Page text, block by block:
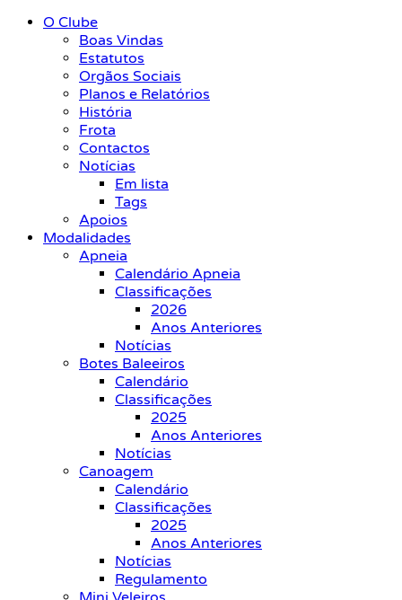
O Clube
Boas Vindas
Estatutos
Orgãos Sociais
Planos e Relatórios
História
Frota
Contactos
Notícias
Em lista
Tags
Apoios
Modalidades
Apneia
Calendário Apneia
Classificações
2026
Anos Anteriores
Notícias
Botes Baleeiros
Calendário
Classificações
2025
Anos Anteriores
Notícias
Canoagem
Calendário
Classificações
2025
Anos Anteriores
Notícias
Regulamento